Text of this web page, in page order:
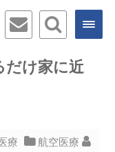
だけ家に近
療
航空医療